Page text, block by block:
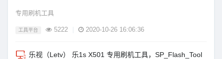
专用刷机工具
工具平台 5222 2020-10-26 16:06:36
乐视（Letv） 乐1s X501 专用刷机工具，SP_Flash_Tool